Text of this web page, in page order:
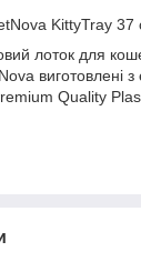
KittyTray
лоток для
виготовлені
Quality